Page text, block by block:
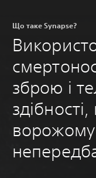
Що таке Synapse?
зброю і
ворожому